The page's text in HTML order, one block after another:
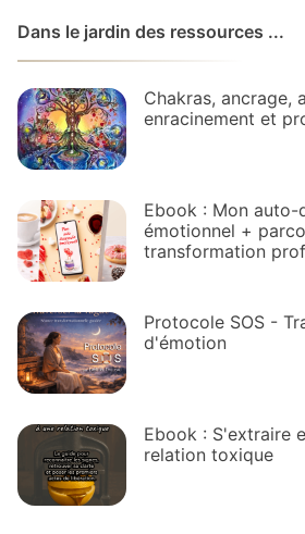
Dans le jardin des ressources ...
Chakras, ancrage,
enracinement et
Ebook : Mon auto-
émotionnel +
transformation
Protocole SOS -
d'émotion
Ebook : S'extraire
relation toxique